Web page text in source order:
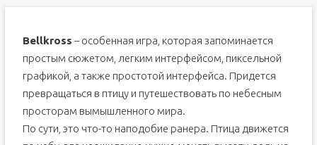
Bellkross – особенная игра, которая запоминается
простым сюжетом, легким интерфейсом, пиксельной
графикой, а также простотой интерфейса. Придется
превращаться в птицу и путешествовать по небесным
просторам вымышленного мира.
По сути, это что-то наподобие ранера. Птица движется